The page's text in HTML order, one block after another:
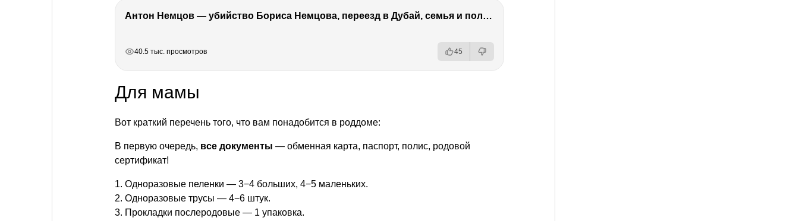
Антон Немцов — убийство Бориса Немцова, переезд в Дубай, семья и политика
40.5 тыс. просмотров 45
Для мамы
Вот краткий перечень того, что вам понадобится в роддоме:
В первую очередь, все документы — обменная карта, паспорт, полис, родовой
сертификат!
1. Одноразовые пеленки — 3−4 больших, 4−5 маленьких.
2. Одноразовые трусы — 4−6 штук.
3. Прокладки послеродовые — 1 упаковка.